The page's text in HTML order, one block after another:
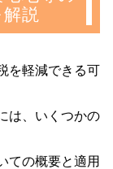
説
を軽減できる可
は、いくつかの
ての概要と適用